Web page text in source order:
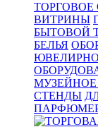
ТОРГОВОЕ
ВИТРИНЫ
БЫТОВОЙ
БЕЛЬЯ
СТЕНДЫ